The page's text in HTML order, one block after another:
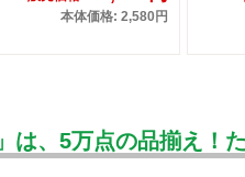
本体価格: 2,580円
は、5万点の品揃え